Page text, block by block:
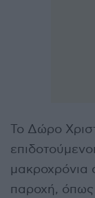
Το Δώρο
μακροχρόνια
παροχή, όπως